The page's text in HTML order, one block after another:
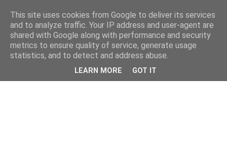
This site uses cookies from Google to deliver its services
and to analyze traffic. Your IP address and user-agent are
shared with Google along with performance and security
metrics to ensure quality of service, generate usage
statistics, and to detect and address abuse.
LEARN MORE GOT IT